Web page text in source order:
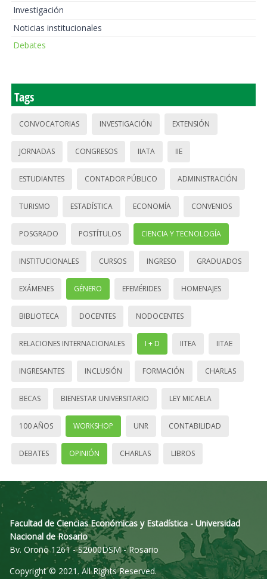
Investigación
Noticias institucionales
Debates
Tags
CONVOCATORIAS INVESTIGACIÓN EXTENSIÓN
JORNADAS CONGRESOS IIATA IIE
ESTUDIANTES CONTADOR PÚBLICO ADMINISTRACIÓN
TURISMO ESTADÍSTICA ECONOMÍA CONVENIOS
POSGRADO POSTÍTULOS CIENCIA Y TECNOLOGÍA
INSTITUCIONALES CURSOS INGRESO GRADUADOS
EXÁMENES GÉNERO EFEMÉRIDES HOMENAJES
BIBLIOTECA DOCENTES NODOCENTES
RELACIONES INTERNACIONALES I + D IITEA IITAE
INGRESANTES INCLUSIÓN FORMACIÓN CHARLAS
BECAS BIENESTAR UNIVERSITARIO LEY MICAELA
100 AÑOS WORKSHOP UNR CONTABILIDAD
DEBATES OPINIÓN CHARLAS LIBROS
Facultad de Ciencias Económicas y Estadística - Universidad
Nacional de Rosario
Bv. Oroño 1261 - S2000DSM - Rosario
Copyright © 2021. All Rights Reserved.